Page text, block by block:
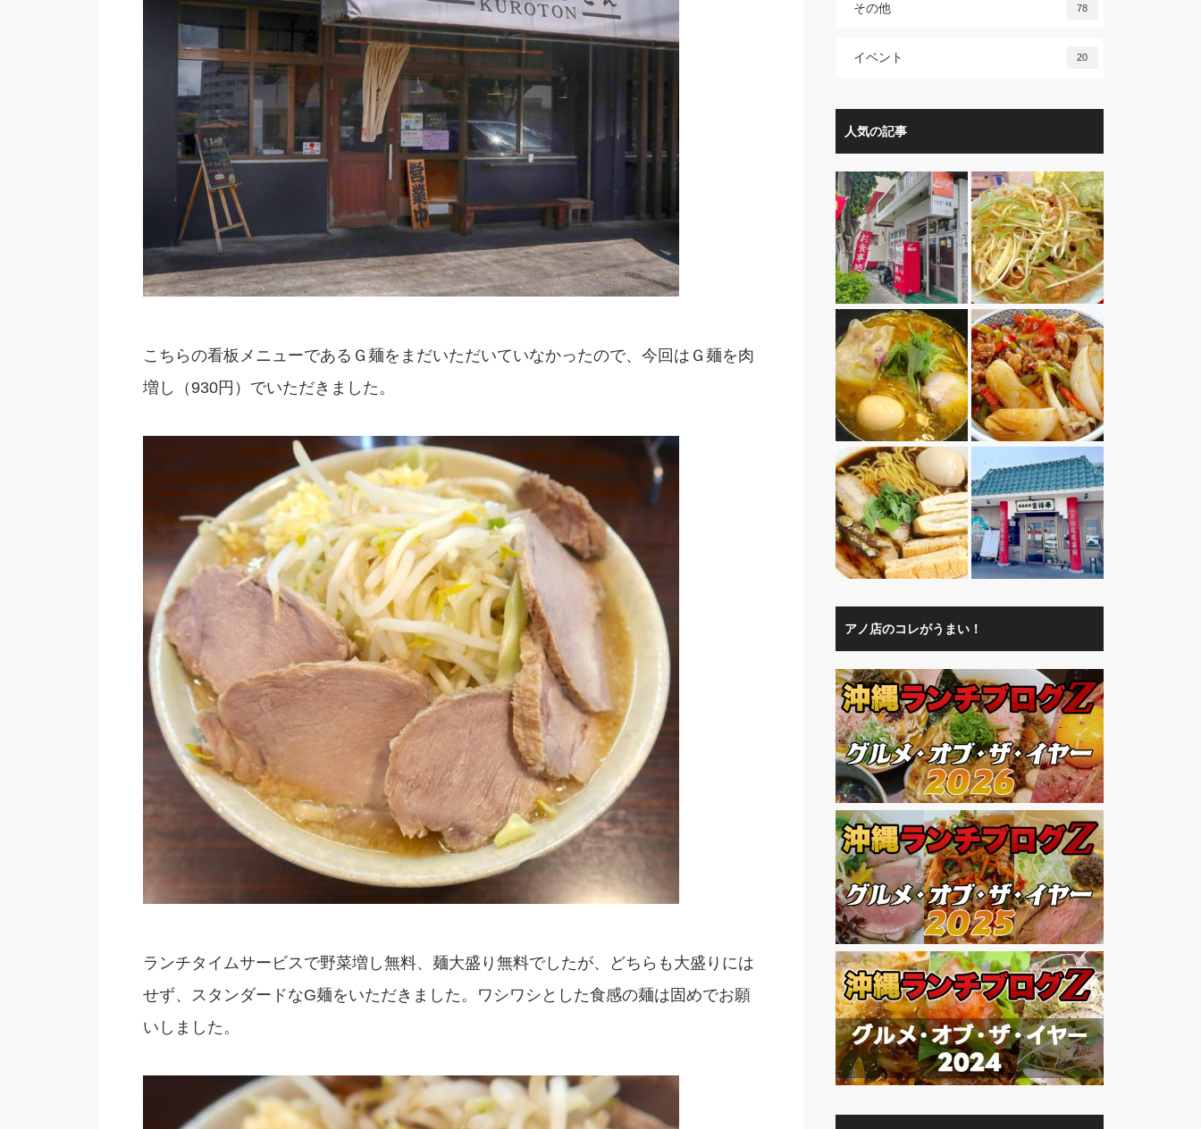
こちらの看板メニューであるＧ麺をまだいただいていなかったので、今回はＧ麺を肉
増し（930円）でいただきました。
ランチタイムサービスで野菜増し無料、麺大盛り無料でしたが、どちらも大盛りには
せず、スタンダードなG麺をいただきました。ワシワシとした食感の麺は固めでお願
いしました。
その他 78
イベント 20
人気の記事
アノ店のコレがうまい！